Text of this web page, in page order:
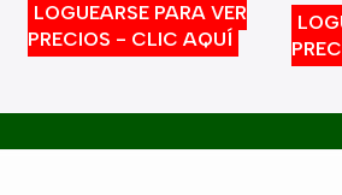
LOGUEARSE PARA VER
PRECIOS - CLIC AQUÍ